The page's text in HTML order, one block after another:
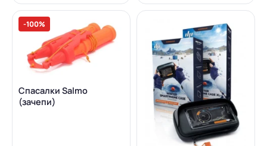
-100%
Спасалки Salmo
(зачепи)